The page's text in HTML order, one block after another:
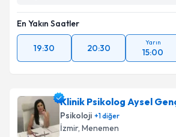
En Yakın Saatler
19:30 20:30
Yarın
15:00
Klinik Psikolog Aysel
Psikoloji +1diğer
İzmir, Menemen